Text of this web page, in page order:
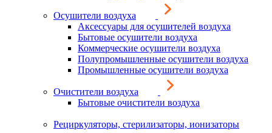
Осушители воздуха
Аксессуары для осушителей воздуха
Бытовые осушители воздуха
Коммерческие осушители воздуха
Полупромышленные осушители воздуха
Промышленные осушители воздуха
Очистители воздуха
Бытовые очистители воздуха
Рециркуляторы, стерилизаторы, ионизаторы